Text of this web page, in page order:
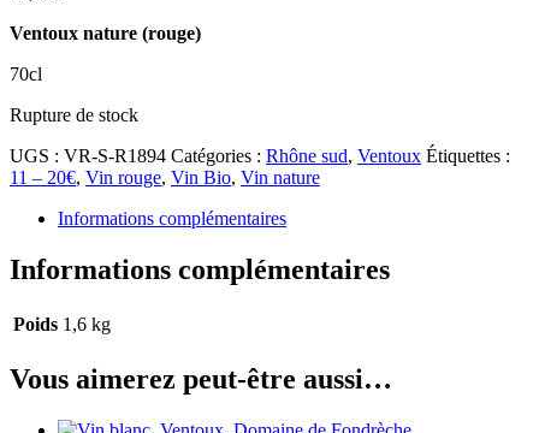
Ventoux nature (rouge)
70cl
Rupture de stock
UGS : VR-S-R1894 Catégories : Rhône sud, Ventoux Étiquettes :
11 – 20€, Vin rouge, Vin Bio, Vin nature
Informations complémentaires
Informations complémentaires
Poids 1,6 kg
Vous aimerez peut-être aussi…